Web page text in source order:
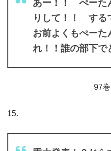
あー！！ ぺーた
りして！！ する
お前よくもぺー
れ！！誰の部下で
97
15.